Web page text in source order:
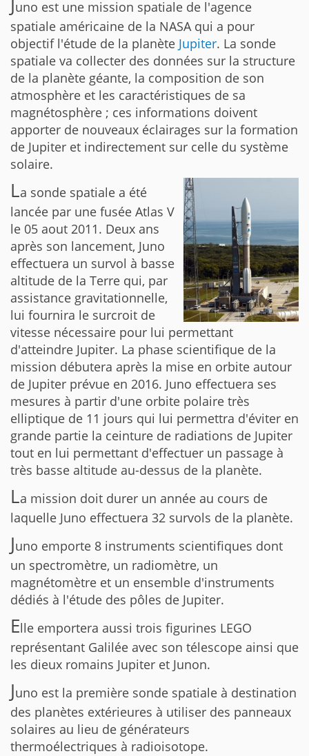
uno est une mission spatiale de l'agence
spatiale américaine de la NASA qui a pour
objectif l'étude de la planète Jupiter. La sonde
spatiale va collecter des données sur la structure
de la planète géante, la composition de son
atmosphère et les caractéristiques de sa
magnétosphère ; ces informations doivent
apporter de nouveaux éclairages sur la formation
de Jupiter et indirectement sur celle du système
solaire.
La sonde spatiale a été
lancée par une fusée Atlas V
le 05 aout 2011. Deux ans
après son lancement, Juno
effectuera un survol à basse
altitude de la Terre qui, par
assistance gravitationnelle,
lui fournira le surcroit de
vitesse nécessaire pour lui permettant
d'atteindre Jupiter. La phase scientifique de la
mission débutera après la mise en orbite autour
de Jupiter prévue en 2016. Juno effectuera ses
mesures à partir d'une orbite polaire très
elliptique de 11 jours qui lui permettra d'éviter en
grande partie la ceinture de radiations de Jupiter
tout en lui permettant d'effectuer un passage à
très basse altitude au-dessus de la planète.
La mission doit durer un année au cours de
laquelle Juno effectuera 32 survols de la planète.
Juno emporte 8 instruments scientifiques dont
un spectromètre, un radiomètre, un
magnétomètre et un ensemble d'instruments
dédiés à l'étude des pôles de Jupiter.
Elle emportera aussi trois figurines LEGO
représentant Galilée avec son télescope ainsi que
les dieux romains Jupiter et Junon.
Juno est la première sonde spatiale à destination
des planètes extérieures à utiliser des panneaux
solaires au lieu de générateurs
thermoélectriques à radioisotope.